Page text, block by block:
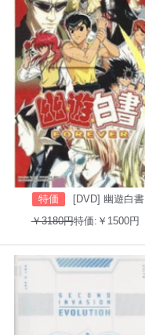
特価
[DVD] 幽遊白書
￥3180円特価:￥1500円